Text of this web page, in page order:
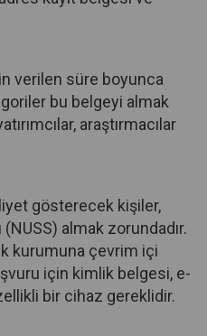
verilen süre boyunca
bu belgeyi almak
araştırmacılar
gösterecek kişiler,
almak zorundadır.
kurumuna çevrim içi
için kimlik belgesi, e-
bir cihaz gereklidir.